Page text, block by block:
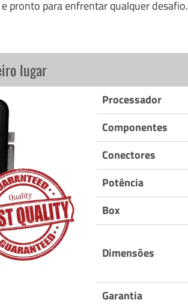
pronto para enfrentar qualquer desafio.
lugar
Processador
Componentes
Conectores
Potência
Box
Dimensões
Garantia